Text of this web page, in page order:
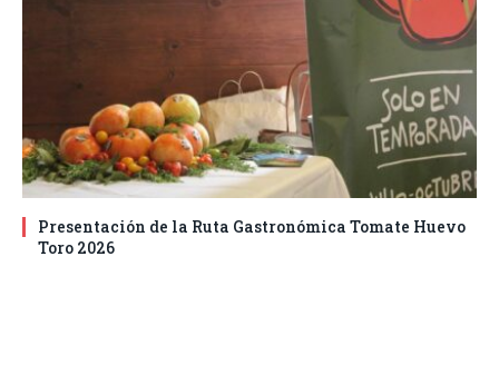
Presentación de la Ruta Gastronómica Tomate Huevo
Toro 2026